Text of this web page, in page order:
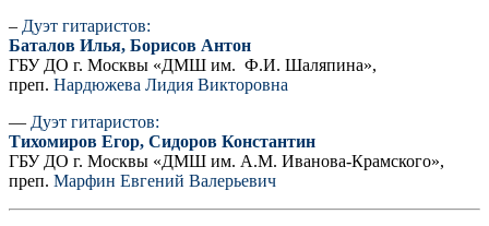
– Дуэт гитаристов:
Баталов Илья, Борисов Антон
ГБУ ДО г. Москвы «ДМШ им. Ф.И. Шаляпина»,
преп. Нардюжева Лидия Викторовна
— Дуэт гитаристов:
Тихомиров Егор, Сидоров Константин
ГБУ ДО г. Москвы «ДМШ им. А.М. Иванова-Крамского»,
преп. Марфин Евгений Валерьевич